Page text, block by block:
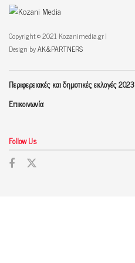
Copyright © 2021 Kozanimedia.gr |
Design byAK&PARTNERS
Περιφερειακές και δημοτικές εκλογές 2023
Επικοινωνία
Follow Us